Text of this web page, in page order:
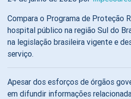
Compara o Programa de Proteção
hospital público na região Sul do
na legislação brasileira vigente e
serviço.
Apesar dos esforços de órgãos
em difundir informações